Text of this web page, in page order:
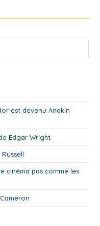
est devenu Anakin
Edgar Wright
cinéma pas comme les